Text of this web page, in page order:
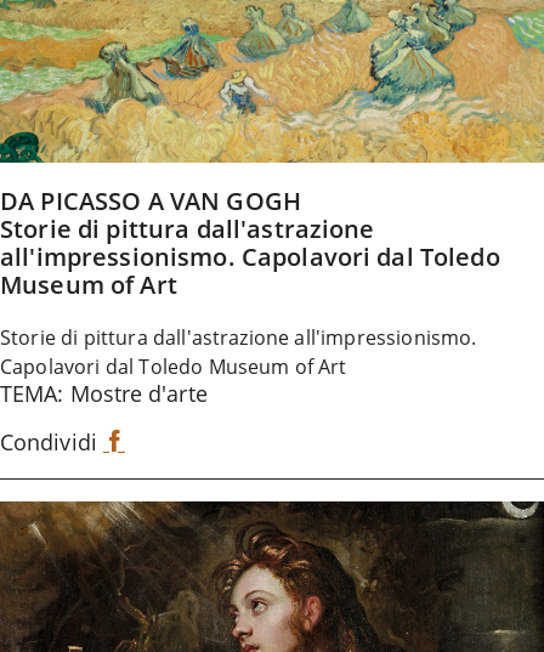
DA PICASSO A VAN GOGH
Storie di pittura dall'astrazione
all'impressionismo. Capolavori dal Toledo
Museum of Art
Storie di pittura dall'astrazione all'impressionismo.
Capolavori dal Toledo Museum of Art
TEMA: Mostre d'arte
Condividi
e
b
o
k